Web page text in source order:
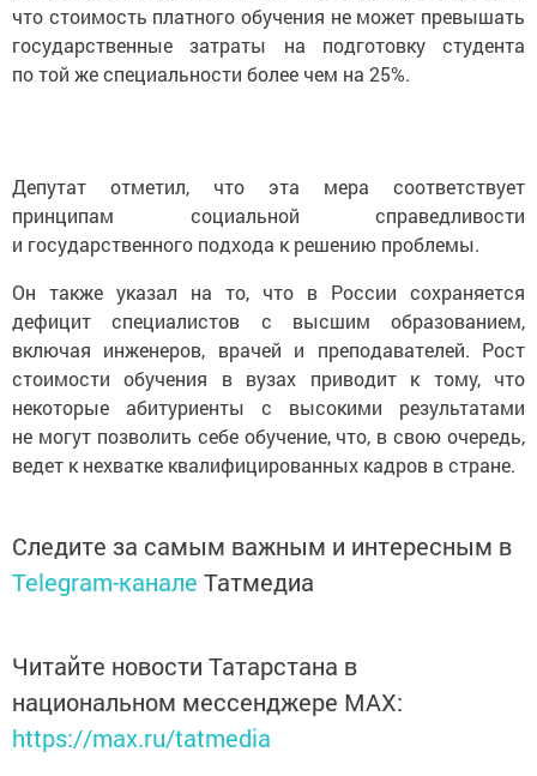
что стоимость платного обучения не может превышать
государственные затраты на подготовку студента
по той же специальности более чем на 25%.
Депутат отметил, что эта мера соответствует
принципам социальной справедливости
и государственного подхода к решению проблемы.
Он также указал на то, что в России сохраняется
дефицит специалистов с высшим образованием,
включая инженеров, врачей и преподавателей. Рост
стоимости обучения в вузах приводит к тому, что
некоторые абитуриенты с высокими результатами
не могут позволить себе обучение, что, в свою очередь,
ведет к нехватке квалифицированных кадров в стране.
Следите за самым важным и интересным в
Telegram-канале Татмедиа
Читайте новости Татарстана в
национальном мессенджере MАХ:
https://max.ru/tatmedia